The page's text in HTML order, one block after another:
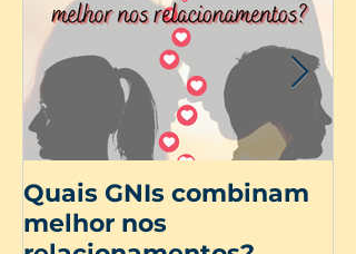
Quais GNIs combinam
melhor nos